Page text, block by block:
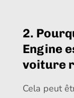
2.
Engine
voiture
Cela peut